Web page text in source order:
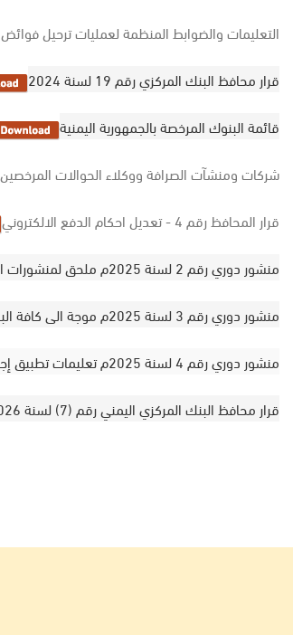
التعليمات والضوابط المنظمة لعمليات ترحيل فوائض
قرار محافظ البنك المركزي رقم 19 لسنة 2024
قائمة البنوك المرخصة بالجمهورية اليمنية
شركات ومنشآت الصرافة ووكلاء الحوالات المرخصين
قرار المحافظ رقم 4 - تعديل احكام الدفع الالكتروني
منشور دوري رقم 2 لسنة 2025م ملحق لمنشورات التعليمات والضوابط الرقابية للبنوك وشركات/ منشآت الصرافة
منشور دوري رقم 3 لسنة 2025م موجة الى كافة البنوك العاملة في الجمهورية اليمنية بشان تعليمات ادارة المخاطر في البنوك
منشور دوري رقم 4 لسنة 2025م تعليمات تطبيق إجراءات العناية الواجبة المعززة والتحقق من قوائم العقوبات الدولية
قرار محافظ البنك المركزي اليمني رقم (7) لسنة 2026م بشأن أسعار الفايدة على الودائع